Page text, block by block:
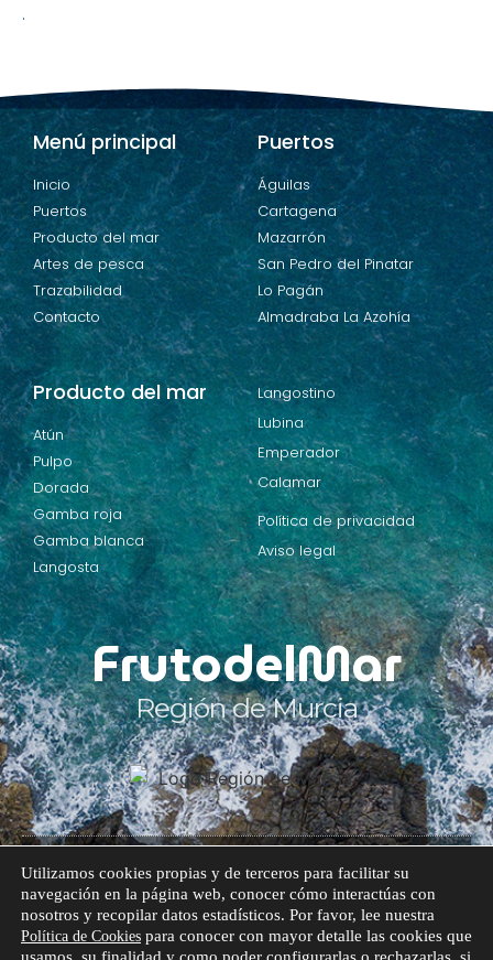
.
Menú principal
Inicio
Puertos
Producto del mar
Artes de pesca
Trazabilidad
Contacto
Puertos
Águilas
Cartagena
Mazarrón
San Pedro del Pinatar
Lo Pagán
Almadraba La Azohía
Producto del mar
Atún
Pulpo
Dorada
Gamba roja
Gamba blanca
Langosta
Langostino
Lubina
Emperador
Calamar
Política de privacidad
Aviso legal
FrutodelMar
Región de Murcia
© Todos los derechos reservados.
Utilizamos cookies propias y de terceros para facilitar su
navegación en la página web, conocer cómo interactúas con
nosotros y recopilar datos estadísticos. Por favor, lee nuestra
Política de Cookies para conocer con mayor detalle las cookies que